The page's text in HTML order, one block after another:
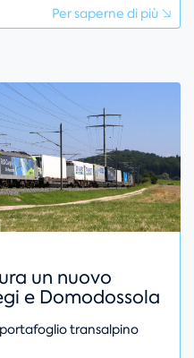
Per saperne di più
un nuovo
e Domodossola
transalpino